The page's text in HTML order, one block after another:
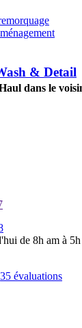
& Detail
dans le
de 8h am à
35 évaluations